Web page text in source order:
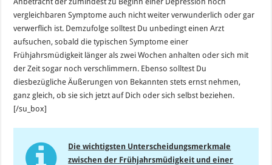
vergleichbaren Symptome auch nicht weiter verwunderlich oder gar
verwerflich ist. Demzufolge solltest Du unbedingt einen Arzt
aufsuchen, sobald die typischen Symptome einer
Frühjahrsmüdigkeit länger als zwei Wochen anhalten oder sich mit
der Zeit sogar noch verschlimmern. Ebenso solltest Du
diesbezügliche Äußerungen von Bekannten stets ernst nehmen,
ganz gleich, ob sie sich jetzt auf Dich oder sich selbst beziehen.
[/su_box]
Die wichtigsten Unterscheidungsmerkmale
zwischen der Frühjahrsmüdigkeit und einer